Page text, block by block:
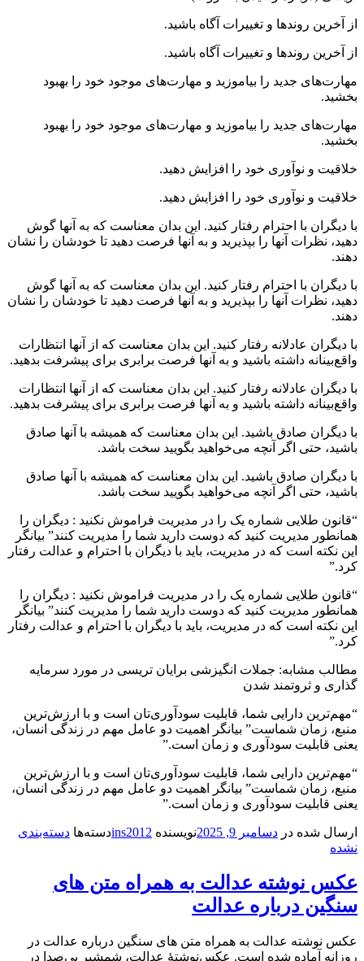
از آخرین روندها و تغییرات آگاه باشید.
از آخرین روندها و تغییرات آگاه باشید.
مهارت‌های جدید را بیاموزید و مهارت‌های موجود خود را بهبود
بخشید.
مهارت‌های جدید را بیاموزید و مهارت‌های موجود خود را بهبود
بخشید.
خلاقیت و نوآوری خود را افزایش دهید.
خلاقیت و نوآوری خود را افزایش دهید.
با دیگران با احترام رفتار کنید. این بدان معناست که به آنها گوش
دهید، نظرات آنها را بپذیرید و به آنها فرصت دهید تا خودشان را نشان
دهند.
با دیگران با احترام رفتار کنید. این بدان معناست که به آنها گوش
دهید، نظرات آنها را بپذیرید و به آنها فرصت دهید تا خودشان را نشان
دهند.
با دیگران عادلانه رفتار کنید. این بدان معناست که از آنها انتظارات
واقع‌بینانه داشته باشید و به آنها فرصت برابری برای پیشرفت بدهید.
با دیگران عادلانه رفتار کنید. این بدان معناست که از آنها انتظارات
واقع‌بینانه داشته باشید و به آنها فرصت برابری برای پیشرفت بدهید.
با دیگران صادق باشید. این بدان معناست که همیشه با آنها صادق
باشید، حتی اگر آنچه می‌خواهید بگویید سخت باشد.
با دیگران صادق باشید. این بدان معناست که همیشه با آنها صادق
باشید، حتی اگر آنچه می‌خواهید بگویید سخت باشد.
“قانون طلایی شماره یک را در مدیریت فراموش نکنید : دیگران را
همانطور مدیریت کنید که دوست دارید شما را مدیریت کنند” بیانگر
این نکته است که در مدیریت، باید با دیگران با احترام و عدالت رفتار
کرد.”
“قانون طلایی شماره یک را در مدیریت فراموش نکنید : دیگران را
همانطور مدیریت کنید که دوست دارید شما را مدیریت کنند” بیانگر
این نکته است که در مدیریت، باید با دیگران با احترام و عدالت رفتار
کرد.”
مطالب مشابه: جملات انگیزشی برایان تریسی در مورد سرمایه
گذاری و ثروتمند شدن
“مهم‌ترین دارایی شما، قابلیت سودآوری‌تان است و با ارزش‌ترین
منبع، زمان شماست” بیانگر اهمیت دو عامل مهم در زندگی انسان،
یعنی قابلیت سودآوری و زمان است.”
“مهم‌ترین دارایی شما، قابلیت سودآوری‌تان است و با ارزش‌ترین
منبع، زمان شماست” بیانگر اهمیت دو عامل مهم در زندگی انسان،
یعنی قابلیت سودآوری و زمان است.”
ارسال شده در دسامبر 9, 2025 نویسنده ins2012دسته‌ها دسته‌بندی
نشده
عکس نوشته عدالت به همراه متن های
سنگین درباره عدالت
عکس نوشته عدالت به همراه متن های سنگین درباره عدالت در
روزانه آماده شده است. عکس‌نوشتهٔ عدالت، شمشیرِ بی‌صدا در